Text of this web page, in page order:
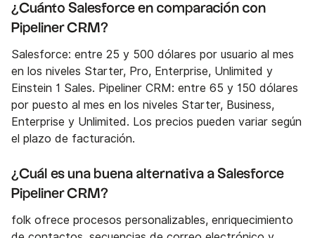
¿Cuánto Salesforce en comparación con
Pipeliner CRM?
Salesforce: entre 25 y 500 dólares por usuario al mes
en los niveles Starter, Pro, Enterprise, Unlimited y
Einstein 1 Sales. Pipeliner CRM: entre 65 y 150 dólares
por puesto al mes en los niveles Starter, Business,
Enterprise y Unlimited. Los precios pueden variar según
el plazo de facturación.
¿Cuál es una buena alternativa a Salesforce
Pipeliner CRM?
folk ofrece procesos personalizables, enriquecimiento